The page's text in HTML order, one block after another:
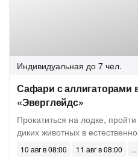
Индивидуальная до 7 чел.
Сафари с аллигаторами
«Эверглейдс»
Прокатиться на лодке,
диких животных в
10 авг в 08:00
11 авг в 08:00